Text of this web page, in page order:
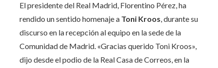
El presidente del Real Madrid, Florentino Pérez, ha
rendido un sentido homenaje a Toni Kroos, durante su
discurso en la recepción al equipo en la sede de la
Comunidad de Madrid. «Gracias querido Toni Kroos»,
dijo desde el podio de la Real Casa de Correos, en la